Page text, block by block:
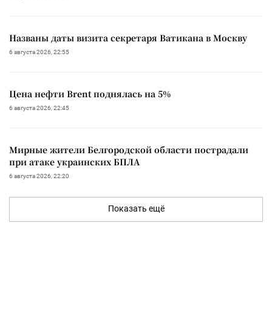
Названы даты визита секретаря Ватикана в Москву
6 августа 2026, 22:55
Цена нефти Brent поднялась на 5%
6 августа 2026, 22:45
Мирные жители Белгородской области пострадали
при атаке украинских БПЛА
6 августа 2026, 22:20
Показать ещё